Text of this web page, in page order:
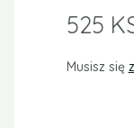
525
Musisz się